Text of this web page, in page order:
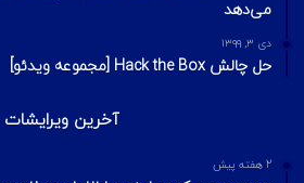
تکنیک‌های شناسایی میزبان در شبکه با ابزار Nmap
2 هفته پیش